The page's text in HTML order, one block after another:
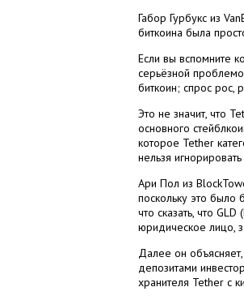
Габор Гурбукс из
биткоина была
Если вы вспомните
серьёзной
биткоин; спрос рос,
Это не значит, что
основного
которое Tether
нельзя
Ари Пол из
поскольку это было
что сказать, что
юридическое лицо,
Далее он
депозитами
хранителя Tether с